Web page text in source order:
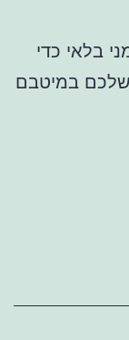
בלאי כדי
שלכם במיטבם